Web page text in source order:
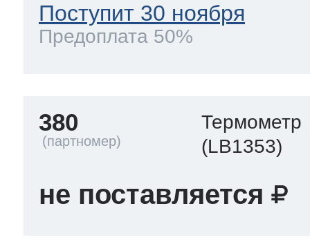
Поступит 30 ноября
Предоплата 50%
380
Термометр
(LB1353)
не поставляется